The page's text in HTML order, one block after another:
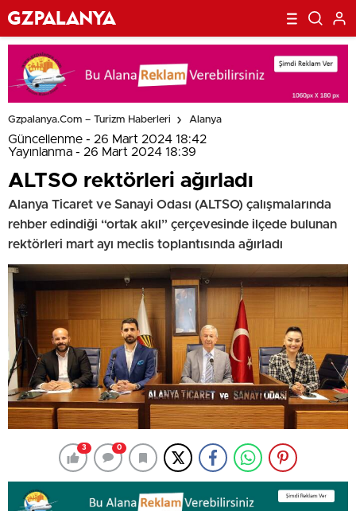
Gzpalanya.com – Turizm Haberleri Alanya
Güncellenme - 26 Mart 2024 18:42
Yayınlanma - 26 Mart 2024 18:39
ALTSO rektörleri ağırladı
Alanya Ticaret ve Sanayi Odası (ALTSO) çalışmalarında
rehber edindiği “ortak akıl” çerçevesinde ilçede bulunan
rektörleri mart ayı meclis toplantısında ağırladı
3 0